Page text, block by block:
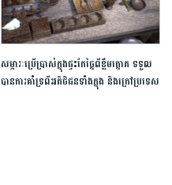
សម្ភារៈ​ប្រើប្រាស់​ក្នុង​ផ្ទះ​កែច្នៃ​ពី​ខ្លឹម​ត្នោត​ ​ទទួល
បាន​ការ​គាំទ្រ​ពី​អតិថិជន​ទាំង​ក្នុង​ ​និង​ក្រៅ​ប្រទេស​